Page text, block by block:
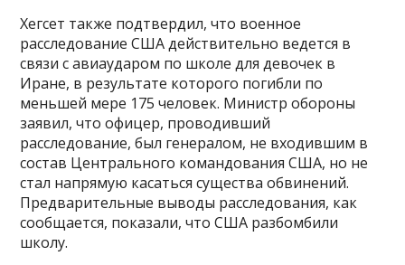
Хегсет также подтвердил, что военное
расследование США действительно ведется в
связи с авиаударом по школе для девочек в
Иране, в результате которого погибли по
меньшей мере 175 человек. Министр обороны
заявил, что офицер, проводивший
расследование, был генералом, не входившим в
состав Центрального командования США, но не
стал напрямую касаться существа обвинений.
Предварительные выводы расследования, как
сообщается, показали, что США разбомбили
школу.